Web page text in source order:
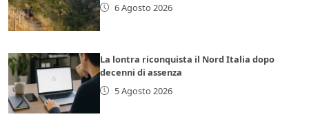
6 Agosto 2026
La lontra riconquista il Nord Italia dopo
decenni di assenza
5 Agosto 2026